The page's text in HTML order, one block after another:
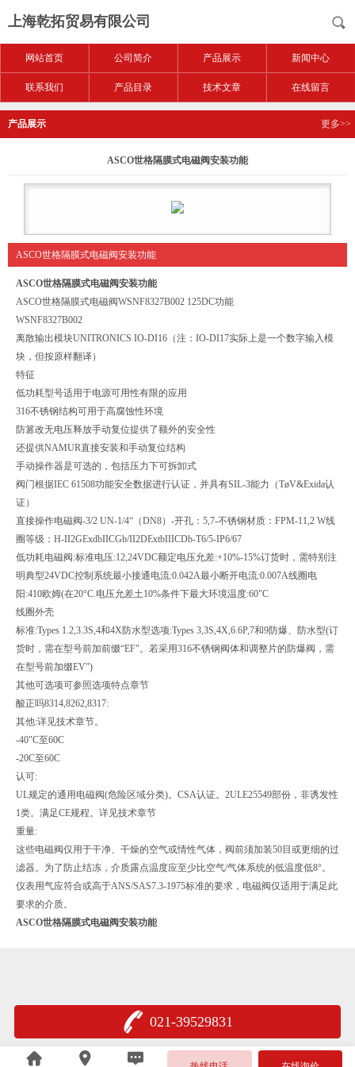
上海乾拓贸易有限公司
网站首页 公司简介 产品展示 新闻中心
联系我们 产品目录 技术文章 在线留言
产品展示 更多>>
ASCO世格隔膜式电磁阀安装功能
ASCO世格隔膜式电磁阀安装功能
ASCO世格隔膜式电磁阀安装功能
ASCO世格隔膜式电磁阀WSNF8327B002 125DC功能
WSNF8327B002
离散输出模块UNITRONICS IO-DI16（注：IO-DI17实际上是一个数字输入模
块，但按原样翻译）
特征
低功耗型号适用于电源可用性有限的应用
316不锈钢结构可用于高腐蚀性环境
防篡改无电压释放手动复位提供了额外的安全性
还提供NAMUR直接安装和手动复位结构
手动操作器是可选的，包括压力下可拆卸式
阀门根据IEC 61508功能安全数据进行认证，并具有SIL-3能力（TøV&Exida认
证）
直接操作电磁阀-3/2 UN-1/4“（DN8）-开孔：5,7-不锈钢材质：FPM-11,2 W线
圈等级：H-II2GExdbIICGb/II2DExtbIIICDb-T6/5-IP6/67
低功耗电磁阀:标准电压:12,24VDC额定电压允差:+10%-15%订货时，需特别注
明典型24VDC控制系统最小接通电流:0.042A最小断开电流:0.007A线圈电
阳:410欧姆(在20°C.电压允差土10%条件下最大环境温度:60"C
线圈外壳
标准:Types 1.2,3.3S,4和4X防水型选项:Types 3,3S,4X,6.6P,7和9防爆、防水型(订
货时，需在型号前加前缀“EF"。若采用316不锈钢阀体和调整片的防爆阀，需
在型号前加缀EV")
其他可选项可参照选项特点章节
酸正吗8314,8262,8317:
其他:详见技术章节。
-40"C至60C
-20C至60C
认可:
UL规定的通用电磁阀(危险区域分类)。CSA认证。2ULE25549部份，非诱发性
1类。满足CE规程。详见技术章节
重量:
这些电磁阀仅用于干净、干燥的空气或情性气体，阀前须加装50目或更细的过
滤器。为了防止结冻，介质露点温度应至少比空气/气体系统的低温度低8°。
仪表用气应符合或高于ANS/SAS7.3-1975标准的要求，电磁阀仅适用于满足此
要求的介质。
ASCO世格隔膜式电磁阀安装功能
021-39529831
沪公网安备 31011402005376号